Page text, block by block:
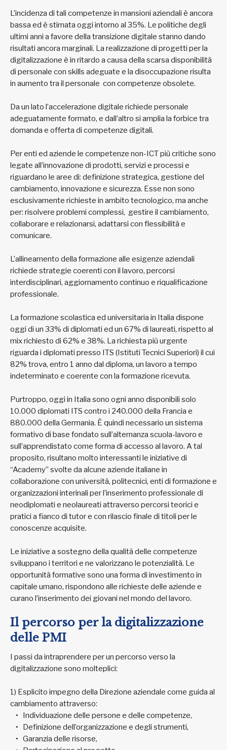
L’incidenza di tali competenze in mansioni aziendali è ancora
bassa ed è stimata oggi intorno al 35%. Le politiche degli
ultimi anni a favore della transizione digitale stanno dando
risultati ancora marginali. La realizzazione di progetti per la
digitalizzazione è in ritardo a causa della scarsa disponibilità
di personale con skills adeguate e la disoccupazione risulta
in aumento tra il personale con competenze obsolete.
Da un lato l’accelerazione digitale richiede personale
adeguatamente formato, e dall’altro si amplia la forbice tra
domanda e offerta di competenze digitali.
Per enti ed aziende le competenze non-ICT più critiche sono
legate all’innovazione di prodotti, servizi e processi e
riguardano le aree di: definizione strategica, gestione del
cambiamento, innovazione e sicurezza. Esse non sono
esclusivamente richieste in ambito tecnologico, ma anche
per: risolvere problemi complessi, gestire il cambiamento,
collaborare e relazionarsi, adattarsi con flessibilità e
comunicare.
L’allineamento della formazione alle esigenze aziendali
richiede strategie coerenti con il lavoro, percorsi
interdisciplinari, aggiornamento continuo e riqualificazione
professionale.
La formazione scolastica ed universitaria in Italia dispone
oggi di un 33% di diplomati ed un 67% di laureati, rispetto al
mix richiesto di 62% e 38%. La richiesta più urgente
riguarda i diplomati presso ITS (Istituti Tecnici Superiori) il cui
82% trova, entro 1 anno dal diploma, un lavoro a tempo
indeterminato e coerente con la formazione ricevuta.
Purtroppo, oggi in Italia sono ogni anno disponibili solo
10.000 diplomati ITS contro i 240.000 della Francia e
880.000 della Germania. È quindi necessario un sistema
formativo di base fondato sull’alternanza scuola-lavoro e
sull’apprendistato come forma di accesso al lavoro. A tal
proposito, risultano molto interessanti le iniziative di
“Academy” svolte da alcune aziende italiane in
collaborazione con università, politecnici, enti di formazione e
organizzazioni interinali per l’inserimento professionale di
neodiplomati e neolaureati attraverso percorsi teorici e
pratici a fianco di tutor e con rilascio finale di titoli per le
conoscenze acquisite.
Le iniziative a sostegno della qualità delle competenze
sviluppano i territori e ne valorizzano le potenzialità. Le
opportunità formative sono una forma di investimento in
capitale umano, rispondono alle richieste delle aziende e
curano l’inserimento dei giovani nel mondo del lavoro.
Il percorso per la digitalizzazione
delle PMI
I passi da intraprendere per un percorso verso la
digitalizzazione sono molteplici:
1) Esplicito impegno della Direzione aziendale come guida al
cambiamento attraverso:
Individuazione delle persone e delle competenze,
Definizione dell’organizzazione e degli strumenti,
Garanzia delle risorse,